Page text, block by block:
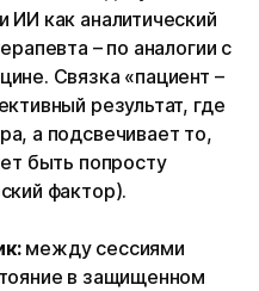
как аналитический
– по аналогии с
Связка «пациент –
результат, где
а подсвечивает то,
быть попросту
фактор).
:между сессиями
в защищенном